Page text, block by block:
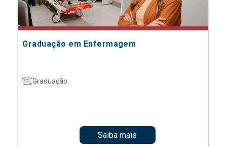
Graduação em Enfermagem
Graduação
Saiba mais